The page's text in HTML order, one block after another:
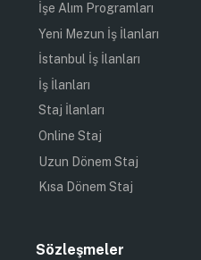
İşe Alım Programları
Yeni Mezun İş İlanları
İstanbul İş İlanları
İş İlanları
Staj İlanları
Online Staj
Uzun Dönem Staj
Kısa Dönem Staj
Sözleşmeler